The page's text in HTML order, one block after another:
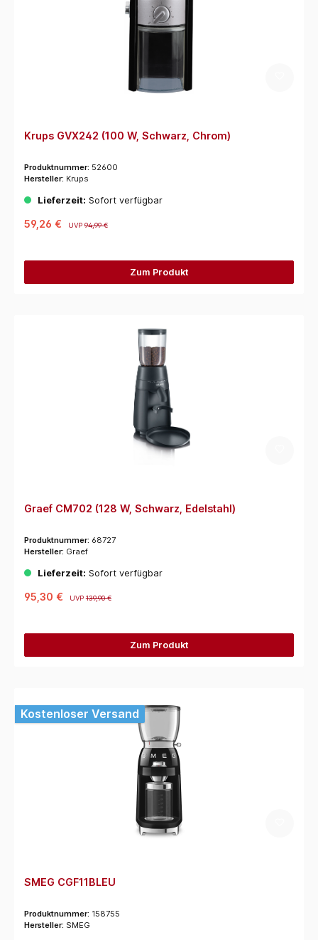
Krups GVX242 (100 W, Schwarz, Chrom)
Produktnummer: 52600
Hersteller: Krups
Lieferzeit: Sofort verfügbar
59,26 € UVP94,99 €
Zum Produkt
Graef CM702 (128 W, Schwarz, Edelstahl)
Produktnummer: 68727
Hersteller: Graef
Lieferzeit: Sofort verfügbar
95,30 € UVP139,90 €
Zum Produkt
Kostenloser Versand
SMEG CGF11BLEU
Produktnummer: 158755
Hersteller: SMEG